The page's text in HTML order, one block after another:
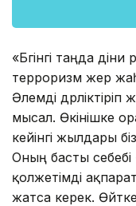
«Бүгінгі таңда
терроризм жер
Әлемді
мысал. Өкінішке
кейінгі жылдары
Оның басты себебі
қолжетімді
жатса керек.